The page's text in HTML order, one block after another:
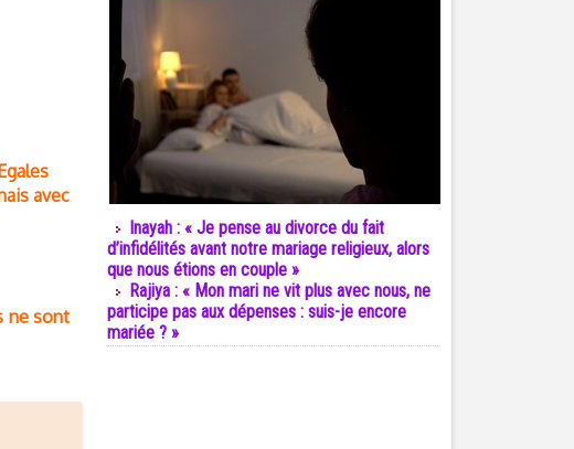
avec
ne sont
Inayah : « Je pense au divorce du fait
d’infidélités avant notre mariage religieux, alors
que nous étions en couple »
Rajiya : « Mon mari ne vit plus avec nous, ne
participe pas aux dépenses : suis-je encore
mariée ? »